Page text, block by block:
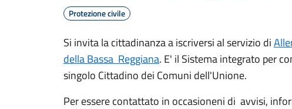
Protezione civile
Si invita la cittadinanza a iscriversi al servizio di
della Bassa Reggiana. E' il Sistema integrato per
singolo Cittadino dei Comuni dell'Unione.
Per essere contattato in occasioneni di avvisi,